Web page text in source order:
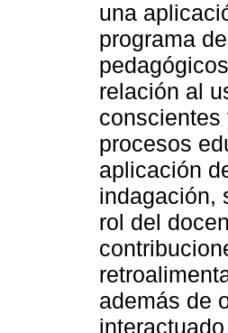
una
programa
relación al
conscientes
procesos
aplicación
indagación,
rol del
además de